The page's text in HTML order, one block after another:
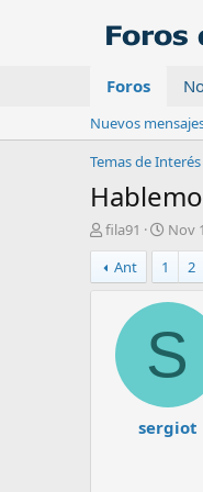
Foros
Nuevos
Temas de Interés
A
u
t
o
fila91
F
e
h
a
d
e
i
c
Nov
Ant
1 2
S
sergiot